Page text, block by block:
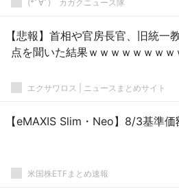
(*ﾟ∀ﾟ)ゞカガクニュース隊
【悲報】首相や官房長官、旧統一
点を聞いた結果ｗｗｗｗｗｗｗｗ
エクサワロス | ニュースまとめサイト
【eMAXIS Slim・Neo】8/3基準価
米国株ETFまとめ速報